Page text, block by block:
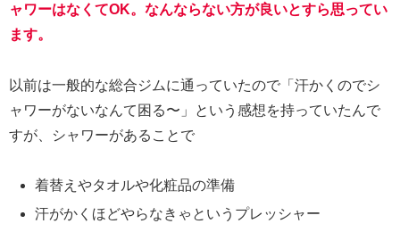
ャワーはなくてOK。なんならない方が良いとすら思ってい
ます。
以前は一般的な総合ジムに通っていたので「汗かくのでシ
ャワーがないなんて困る〜」という感想を持っていたんで
すが、シャワーがあることで
着替えやタオルや化粧品の準備
汗がかくほどやらなきゃというプレッシャー